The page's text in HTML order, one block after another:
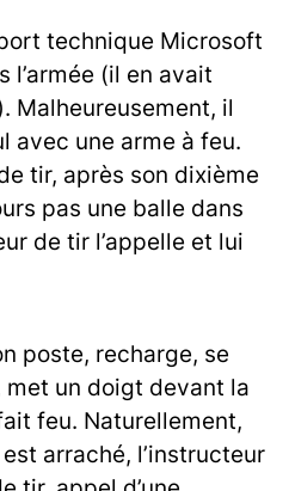
technique Microsoft
l’armée (il en avait
Malheureusement, il
avec une arme à feu.
tir, après son dixième
pas une balle dans
de tir l’appelle et lui
poste, recharge, se
un doigt devant la
feu. Naturellement,
arraché, l’instructeur